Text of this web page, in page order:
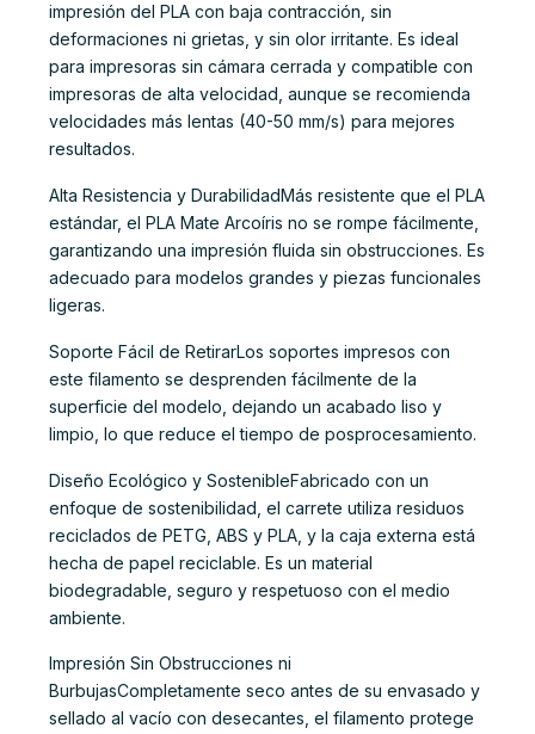
impresión del PLA con baja contracción, sin
deformaciones ni grietas, y sin olor irritante. Es ideal
para impresoras sin cámara cerrada y compatible con
impresoras de alta velocidad, aunque se recomienda
velocidades más lentas (40-50 mm/s) para mejores
resultados.
Alta Resistencia y DurabilidadMás resistente que el PLA
estándar, el PLA Mate Arcoíris no se rompe fácilmente,
garantizando una impresión fluida sin obstrucciones. Es
adecuado para modelos grandes y piezas funcionales
ligeras.
Soporte Fácil de RetirarLos soportes impresos con
este filamento se desprenden fácilmente de la
superficie del modelo, dejando un acabado liso y
limpio, lo que reduce el tiempo de posprocesamiento.
Diseño Ecológico y SostenibleFabricado con un
enfoque de sostenibilidad, el carrete utiliza residuos
reciclados de PETG, ABS y PLA, y la caja externa está
hecha de papel reciclable. Es un material
biodegradable, seguro y respetuoso con el medio
ambiente.
Impresión Sin Obstrucciones ni
BurbujasCompletamente seco antes de su envasado y
sellado al vacío con desecantes, el filamento protege